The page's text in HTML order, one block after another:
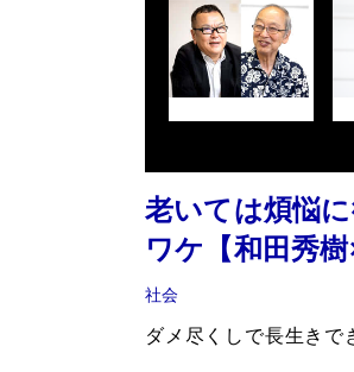
老いては煩悩
ワケ【和田秀樹
社会
ダメ尽くしで長生きで